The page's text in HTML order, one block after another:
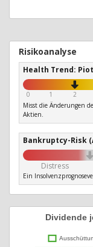
Risikoanalyse
Health Trend:
0 1 2
Misst die Änderungen
Aktien.
Bankruptcy-Risk
Distress
Ein